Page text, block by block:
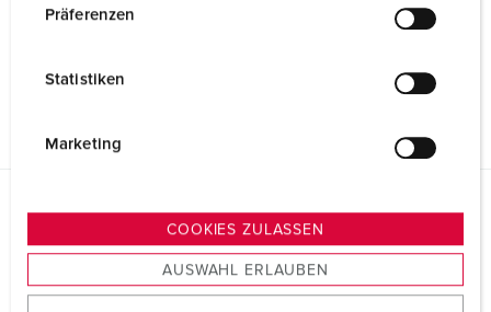
s
u
Präferenzen
Statistiken
Marketing
COOKIES ZULASSEN
AUSWAHL ERLAUBEN
Datablad og nedlastinger
Cepex-veggkontakt med lås og merkefelt, lys grå 4867
Produktdatablad